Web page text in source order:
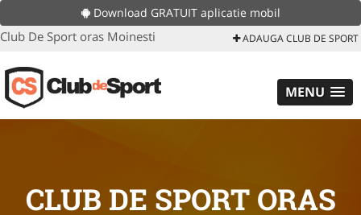
Download GRATUIT aplicatie mobil
Club De Sport oras Moinesti ADAUGA CLUB DE SPORT
MENU
CLUB DE SPORT ORAS